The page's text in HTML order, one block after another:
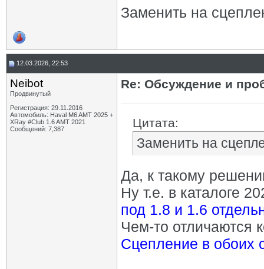
Заменить на
12.03.2026, 22:53
Neibot
Продвинутый
Регистрация: 29.11.2016
Автомобиль: Haval M6 AMT 2025 +
XRay #Club 1.6 AMT 2021
Сообщений: 7,387
Re: Обсуждение и
Цитата:
Заменить на
Да, к такому
Ну т.е. в каталоге
под 1.8 и 1.6
Чем-то отличаются
Сцепление в обоих